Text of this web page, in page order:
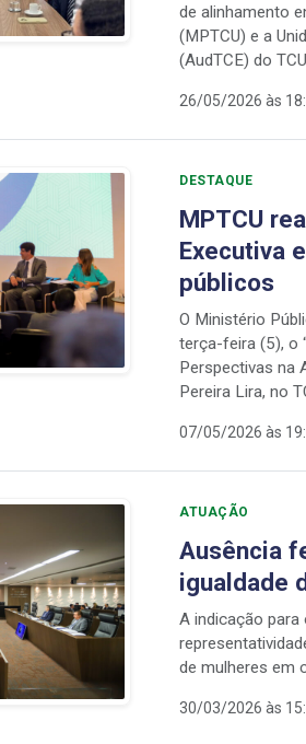
de alinhamento
(MPTCU) e a
(AudTCE) do
26/05/2026 às
DESTAQUE
MPTCU
Executiva
públicos
O Ministério
terça-feira (5), o
Perspectivas na
Pereira Lira, no
07/05/2026 às
ATUAÇÃO
Ausência
igualdade
A indicação
de mulheres em
30/03/2026 às